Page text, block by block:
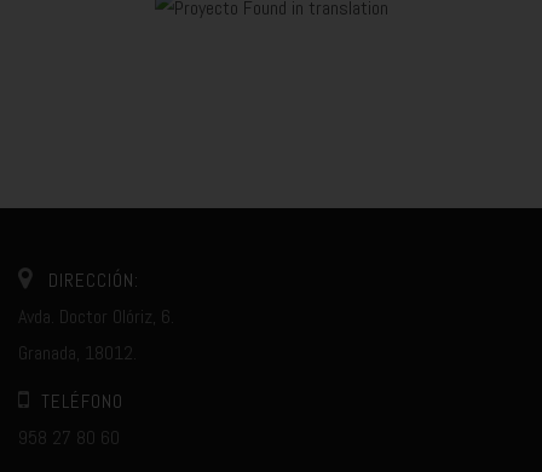
DIRECCIÓN:
Avda. Doctor Olóriz, 6.
Granada, 18012.
TELÉFONO
958 27 80 60